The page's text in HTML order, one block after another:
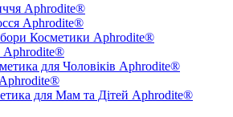
Aphrodite®
Aphrodite®
Косметики Aphrodite®
для Чоловіків Aphrodite®
Aphrodite®
для Мам та Дітей Aphrodite®